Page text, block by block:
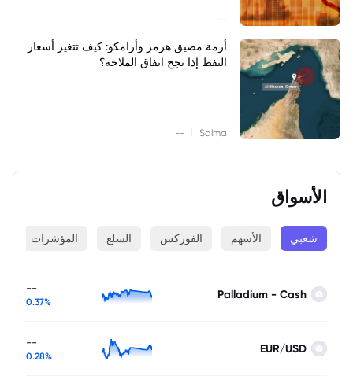
--
أزمة مضيق هرمز وأرامكو: كيف تتغير أسعار
النفط إذا نجح اتفاق الملاحة؟
Salma
--
الأسواق
شعبي الأسهم الفوركس السلع المؤشرات
Palladium - Cash
--
0.37%
EUR/USD
--
0.28%